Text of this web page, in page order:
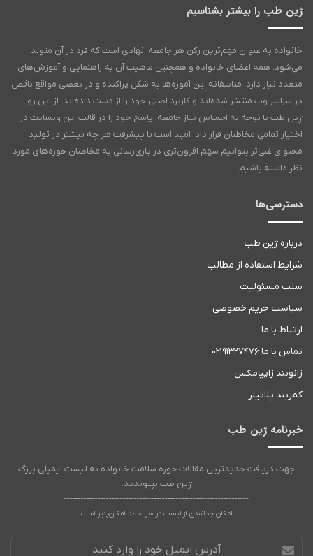
ژین طب را بیشتر بشناسیم
خانواده به عنوان مهم‌ترین رکن هر جامعه‌، نهادی است که فرد در آن متولد
می‌شود. همه اعضای خانواده و همچنین ماهیت آن به راهنمایی و آموزش‌های
متعدد نیاز دارد. متاسفانه این آموزه‌ها به شکل پراکنده و در بعضی مواقع ناقص
در سراسر وب منتشر شده‌اند و کاربرد اصلی خود را از دست داده‌اند. از این رو
ژین طب با توجه به احساس نیاز جامعه، پاسخ خود را در قالب این وبسایت در
اختیار تمامی مخاطبان قرار داد. امید است با پیشرفت هر چه بیشتر در تولید
محتوای غنی‌تر بتوانیم سهم افزون‌تری در یاری‌رسانی به مخاطبان حوزه‌های مورد
نظر داشته باشیم.
دسترسی‌ها
درباره ژین طب
شرایط استفاده از مطالب
سلب مسئولیت
سیاست حریم خصوصی
ارتباط با ما
تماس با ما ۰۲۱۹۱۳۲۷۴۷۶
زانوبند زاپیامکس
کمربند پلاتینر
خبرنامه ژین طب
جهت دریافت جدیدترین مقالات حوزه سلامت خانواده به لیست ایمیلی بزرگ
ژین طب بپیوندید.
------------------------------------------------------------------
امکان جداشدن از لیست در هر لحظه امکان‌پذیر است